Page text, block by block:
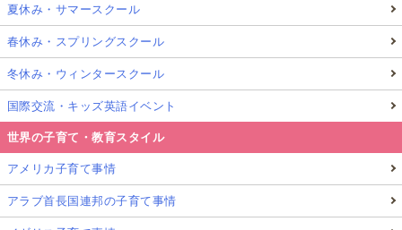
夏休み・サマースクール
春休み・スプリングスクール
冬休み・ウィンタースクール
国際交流・キッズ英語イベント
世界の子育て・教育スタイル
アメリカ子育て事情
アラブ首長国連邦の子育て事情